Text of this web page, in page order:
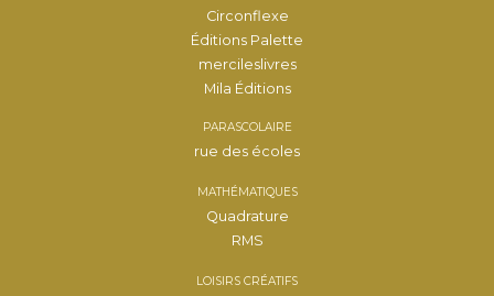
Circonflexe
Éditions Palette
mercileslivres
Mila Éditions
PARASCOLAIRE
rue des écoles
MATHÉMATIQUES
Quadrature
RMS
LOISIRS CRÉATIFS